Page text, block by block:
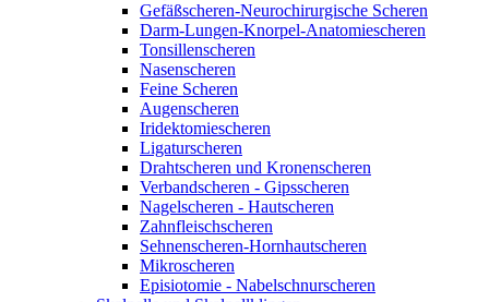
Gefäßscheren-Neurochirurgische Scheren
Darm-Lungen-Knorpel-Anatomiescheren
Tonsillenscheren
Nasenscheren
Feine Scheren
Augenscheren
Iridektomiescheren
Ligaturscheren
Drahtscheren und Kronenscheren
Verbandscheren - Gipsscheren
Nagelscheren - Hautscheren
Zahnfleischscheren
Sehnenscheren-Hornhautscheren
Mikroscheren
Episiotomie - Nabelschnurscheren